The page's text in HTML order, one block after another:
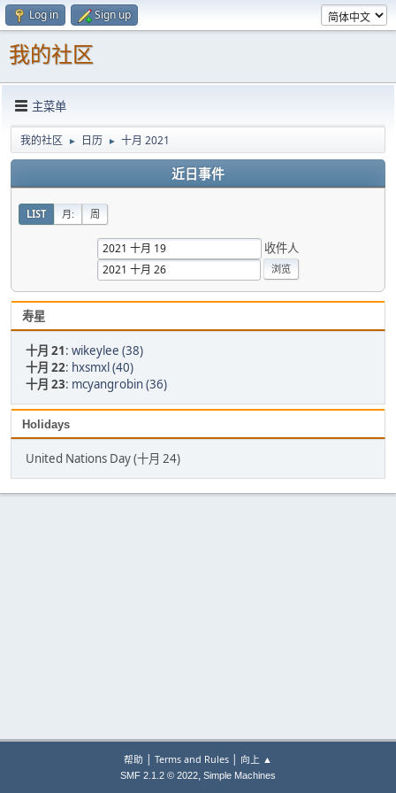
Log in Sign up
我的社区
主菜单
我的社区 ► 日历 ► 十月 2021
近日事件
LIST 月: 周
收件人
寿星
十月 21: wikeylee (38)
十月 22: hxsmxl (40)
十月 23: mcyangrobin (36)
Holidays
United Nations Day (十月 24)
帮助 | Terms and Rules | 向上 ▲
SMF 2.1.2 © 2022, Simple Machines